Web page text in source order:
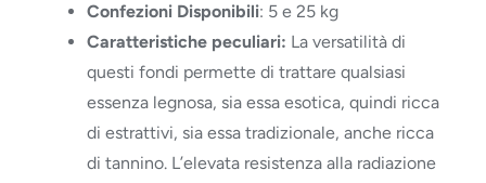
Confezioni Disponibili: 5 e 25 kg
Caratteristiche peculiari: La versatilità di
questi fondi permette di trattare qualsiasi
essenza legnosa, sia essa esotica, quindi ricca
di estrattivi, sia essa tradizionale, anche ricca
di tannino. L’elevata resistenza alla radiazione